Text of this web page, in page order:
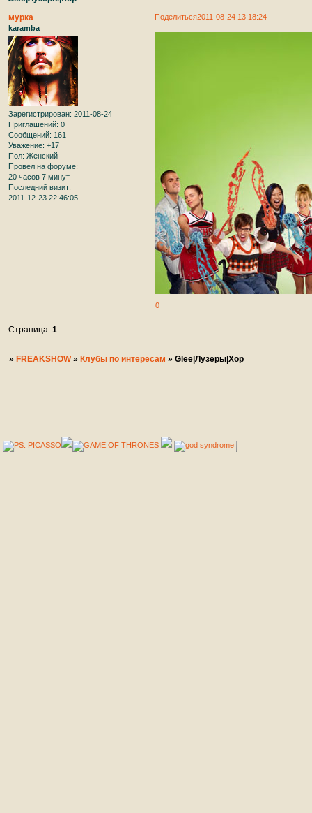
Поделиться2011-08-24 13:18:24
мурка
karamba
Зарегистрирован: 2011-08-24
Приглашений: 0
Сообщений: 161
Уважение: +17
Пол: Женский
Провел на форуме:
20 часов 7 минут
Последний визит:
2011-12-23 22:46:05
0
Страница:1
» FREAKSHOW » Клубы по интересам »Glee|Лузеры|Хор